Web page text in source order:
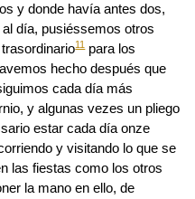
y donde havía antes dos,
día, pusiéssemos otros
11para los
hecho después que
cada día más
y algunas vezes un pliego
estar cada día onze
y visitando lo que se
las fiestas como los otros
la mano en ello, de